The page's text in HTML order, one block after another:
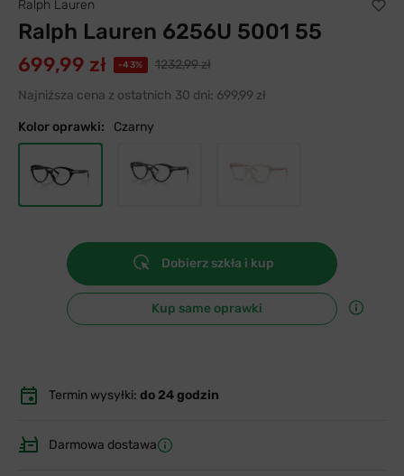
Ralph Lauren
Ralph Lauren 6256U 5001 55
699,99 zł -43%
1232,99 zł
Najniższa cena z ostatnich 30 dni: 699,99 zł
Kolor oprawki: Czarny
Dobierz szkła i kup
Kup same oprawki
Termin wysyłki: do 24 godzin
Darmowa dostawa